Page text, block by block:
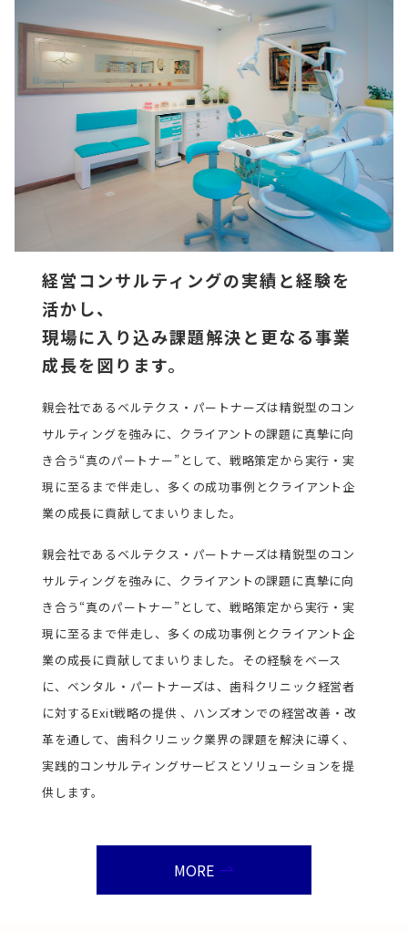
経営コンサルティングの実績と経験を
活かし、
現場に入り込み課題解決と更なる事業
成長を図ります。
親会社であるベルテクス・パートナーズは精鋭型のコン
サルティングを強みに、クライアントの課題に真摯に向
き合う“真のパートナー”として、戦略策定から実行・実
現に至るまで伴走し、多くの成功事例とクライアント企
業の成長に貢献してまいりました。
親会社であるベルテクス・パートナーズは精鋭型のコン
サルティングを強みに、クライアントの課題に真摯に向
き合う“真のパートナー”として、戦略策定から実行・実
現に至るまで伴走し、多くの成功事例とクライアント企
業の成長に貢献してまいりました。その経験をベース
に、ベンタル・パートナーズは、歯科クリニック経営者
に対するExit戦略の提供 、ハンズオンでの経営改善・改
革を通して、歯科クリニック業界の課題を解決に導く、
実践的コンサルティングサービスとソリューションを提
供します。
MORE